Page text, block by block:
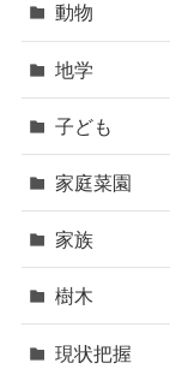
動物
地学
子ども
家庭菜園
家族
樹木
現状把握